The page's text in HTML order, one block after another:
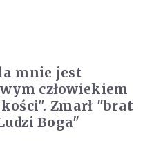
mnie jest
człowiekiem
Zmarł "brat
Boga"